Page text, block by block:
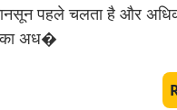
पहले चलता है और अधिक
अध�